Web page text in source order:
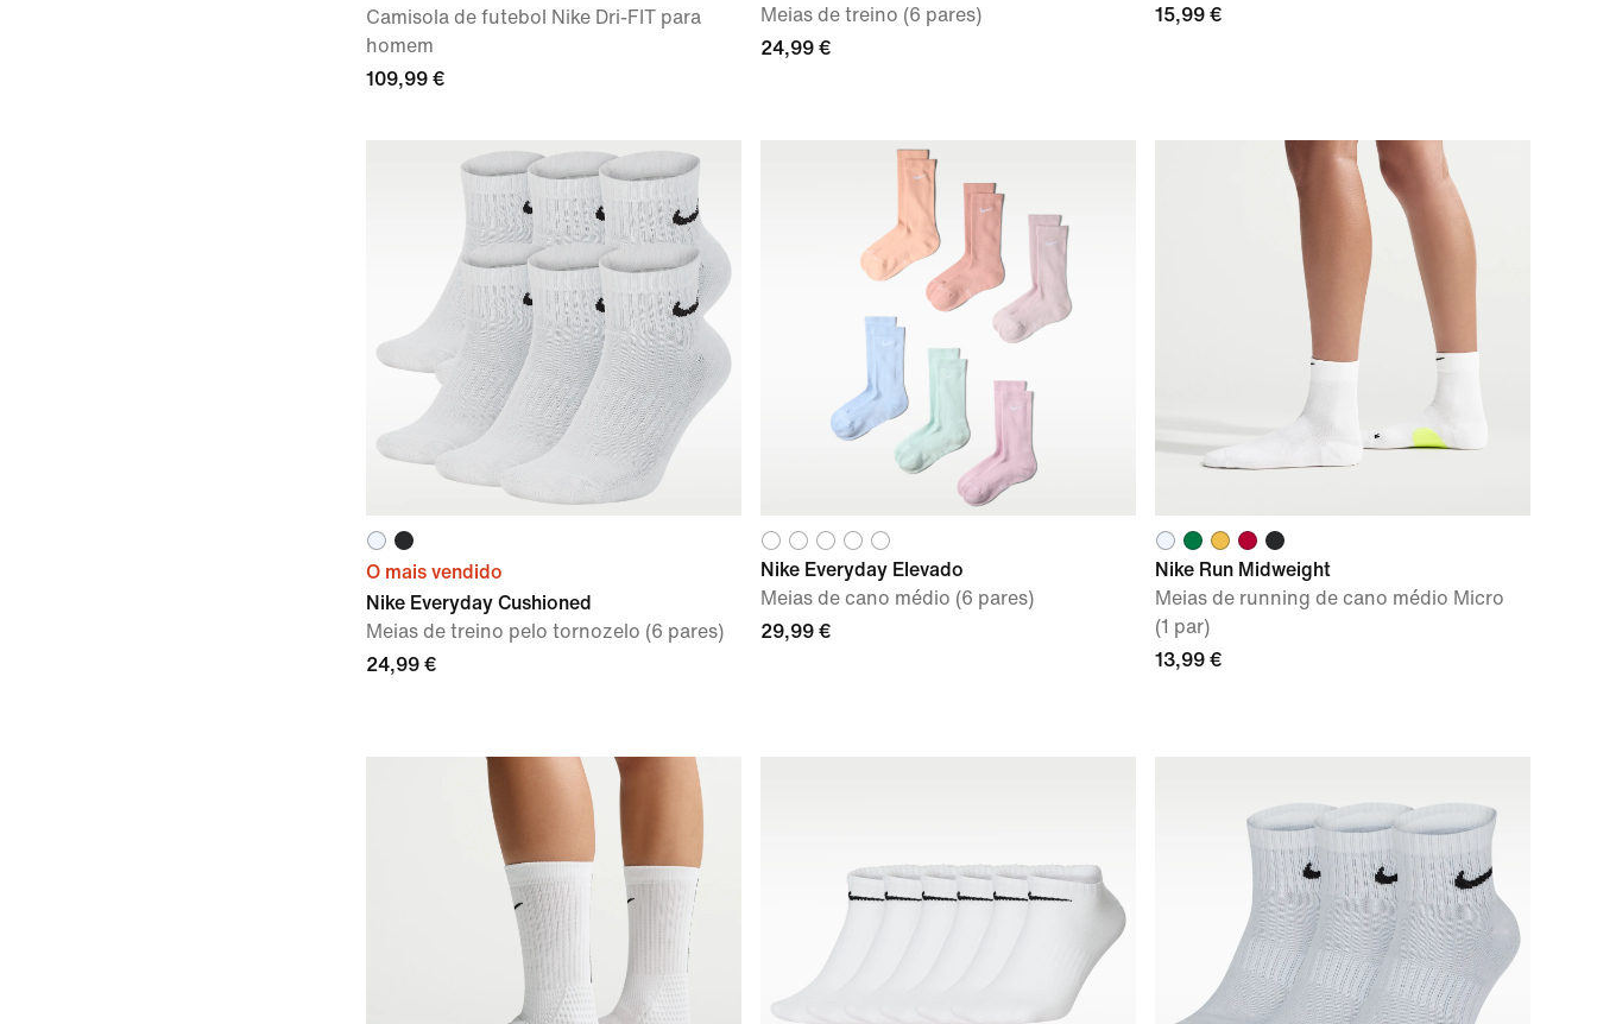
Camisola de futebol Nike Dri-FIT para
homem
109,99 €
Meias de treino (6 pares)
24,99 €
15,99 €
O mais vendido
Nike Everyday Cushioned
Meias de treino pelo tornozelo (6 pares)
24,99 €
Nike Everyday Elevado
Meias de cano médio (6 pares)
29,99 €
Nike Run Midweight
Meias de running de cano médio Micro
(1 par)
13,99 €